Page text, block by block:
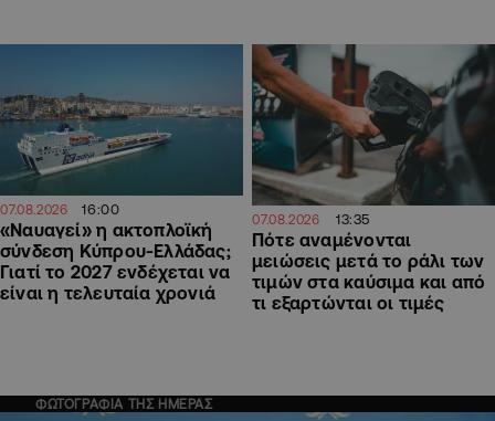
07.08.2026 16:00
«Ναυαγεί» η ακτοπλοϊκή
σύνδεση Κύπρου-Ελλάδας;
Γιατί το 2027 ενδέχεται να
είναι η τελευταία χρονιά
07.08.2026 13:35
Πότε αναμένονται
μειώσεις μετά το ράλι των
τιμών στα καύσιμα και από
τι εξαρτώνται οι τιμές
ΦΩΤΟΓΡΑΦΙΑ ΤΗΣ ΗΜΕΡΑΣ